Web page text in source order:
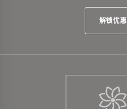
解锁优惠